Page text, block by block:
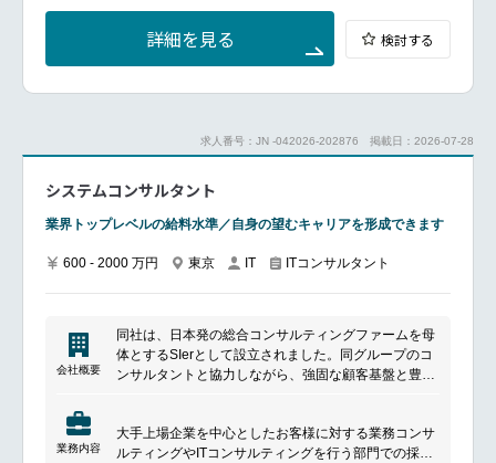
━━━━━━━━━━━━━━━
■ポジションについて
顧客に対し、クラウドを活用したIT基盤の高度化に向
ルなど、多様なステークホルダーと連携しながらプロ
■プロジェクト事例
次世代開発基盤の導入コンサルティング
ス業務効率化）
援・セキュリティ対策支援
■仕事の魅力
成長市場であるクラウド領域において、多様な業界・
戦略立案から構築・運用まで一気通貫で関わり、総合
力を高められる
詳細を見る 検討する
求人番号：JN -042026-202876 掲載日：2026-07-28
システムコンサルタント
業界トップレベルの給料水準／自身の望むキャリアを形成できます
600 - 2000 万円 東京 IT ITコンサルタント
会社概要
同社は、日本発の総合コンサルティングファームを母
体とするSIerとして設立されました。同グループのコ
ンサルタントと協力しながら、強固な顧客基盤と豊富
戦略策定からシステム構築までを一貫して支援するこ
とです。コンサルティング部門とテクノロジー部門の
業務内容
大手上場企業を中心としたお客様に対する業務コンサ
ルティングやITコンサルティングを行う部門での採用